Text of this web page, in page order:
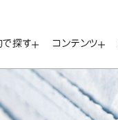
で探す コンテンツ